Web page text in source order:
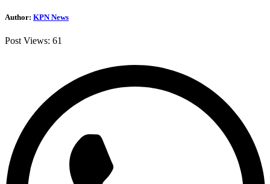
Author: KPN News
Post Views: 61